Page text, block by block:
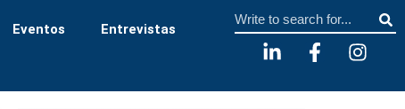
Eventos Entrevistas